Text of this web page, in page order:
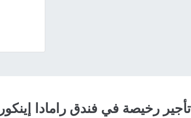
رخيصة في فندق رامادا